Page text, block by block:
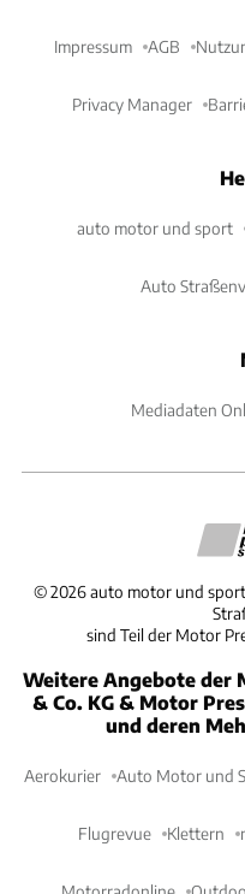
Impressum AGB
Privacy Manager
auto motor und sport
Auto
Mediadaten
©2026 auto motor und
sind Teil der Motor
Weitere Angebote der
& Co. KG & Motor
und deren
Aerokurier Auto Motor und
Flugrevue Klettern